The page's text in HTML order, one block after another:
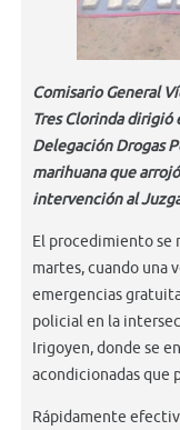
Comisario General
Tres Clorinda
Delegación Drogas
marihuana que
intervención al
El procedimiento se
martes, cuando una
emergencias
policial en la
Irigoyen, donde se
acondicionadas que
Rápidamente